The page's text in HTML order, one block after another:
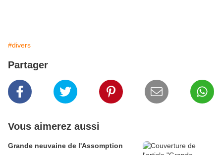
#divers
Partager
Vous aimerez aussi
Grande neuvaine de l'Assomption